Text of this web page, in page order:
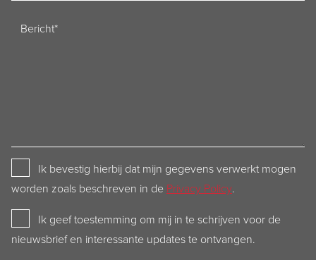
Privacy
Policy
Ik bevestig hierbij dat mijn gegevens verwerkt mogen
worden zoals beschreven in de Privacy Policy.
Newsletter
Ik geef toestemming om mij in te schrijven voor de
nieuwsbrief en interessante updates te ontvangen.